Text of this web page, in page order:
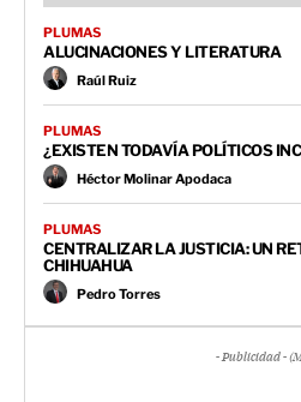
PLUMAS
ALUCINACIONES Y LITERATURA
Raúl Ruiz
PLUMAS
¿EXISTEN TODAVÍA POLÍTICOS
Héctor Molinar Apodaca
PLUMAS
CENTRALIZAR LA JUSTICIA: UN
CHIHUAHUA
Pedro Torres
- Publicidad -